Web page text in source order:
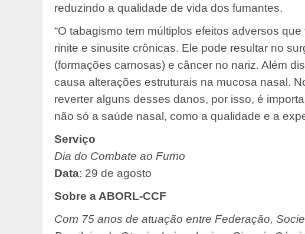
reduzindo a qualidade de vida dos fumantes.
“O tabagismo tem múltiplos efeitos adversos
rinite e sinusite crônicas. Ele pode resultar no
(formações carnosas) e câncer no nariz. Além
causa alterações estruturais na mucosa nasal.
reverter alguns desses danos, por isso, é
não só a saúde nasal, como a qualidade e a
Serviço
Dia do Combate ao Fumo
Data: 29 de agosto
Sobre a ABORL-CCF
Com 75 anos de atuação entre Federação,